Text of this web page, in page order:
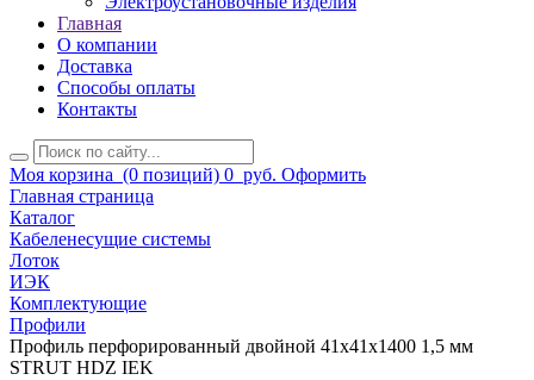
Главная
О компании
Доставка
Способы оплаты
Контакты
Моя корзина (0 позиций) 0 руб. Оформить
Главная страница
Каталог
Кабеленесущие системы
Лоток
ИЭК
Комплектующие
Профили
Профиль перфорированный двойной 41х41х1400 1,5 мм
STRUT HDZ IEK